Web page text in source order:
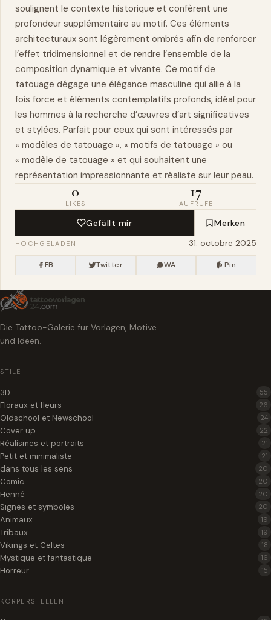
soulignent le contexte historique et confèrent une
profondeur supplémentaire au motif. Ces éléments
architecturaux sont légèrement ombrés afin de renforcer
l’effet tridimensionnel et de rendre l’ensemble de la
composition dynamique et vivante. Ce motif de
tatouage dégage une élégance masculine qui allie à la
fois force et éléments contemplatifs profonds, idéal pour
les hommes à la recherche d’œuvres d’art significatives
et stylées. Parfait pour ceux qui sont intéressés par
« modèles de tatouage », « motifs de tatouage » ou
« modèle de tatouage » et qui souhaitent une
représentation impressionnante et réaliste sur leur peau.
0
LIKES
17
AUFRUFE
Gefällt mir Merken
HOCHGELADEN 31. octobre 2025
FB Twitter WA Pin
Die Tattoo-Galerie für Vorlagen, Motive
und Ideen.
STILE
3D 55
Floraux et fleurs 26
Oldschool et Newschool 24
Cover up 22
Réalismes et portraits 21
Petit et minimaliste 21
dans tous les sens 20
Comic 20
Henné 20
Signes et symboles 20
Animaux 19
Tribaux 19
Vikings et Celtes 18
Mystique et fantastique 16
Horreur 15
KÖRPERSTELLEN